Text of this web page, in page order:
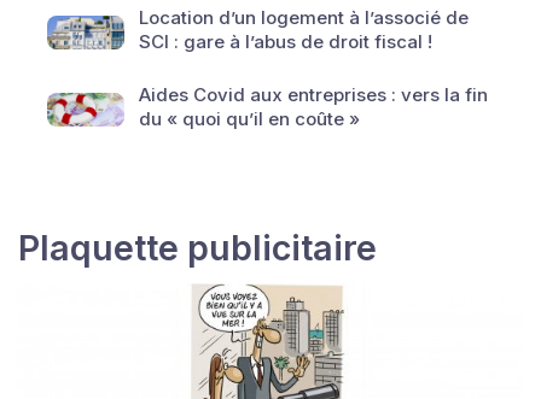
Location d’un logement à l’associé de
SCI : gare à l’abus de droit fiscal !
Aides Covid aux entreprises : vers la fin
du « quoi qu’il en coûte »
Plaquette publicitaire